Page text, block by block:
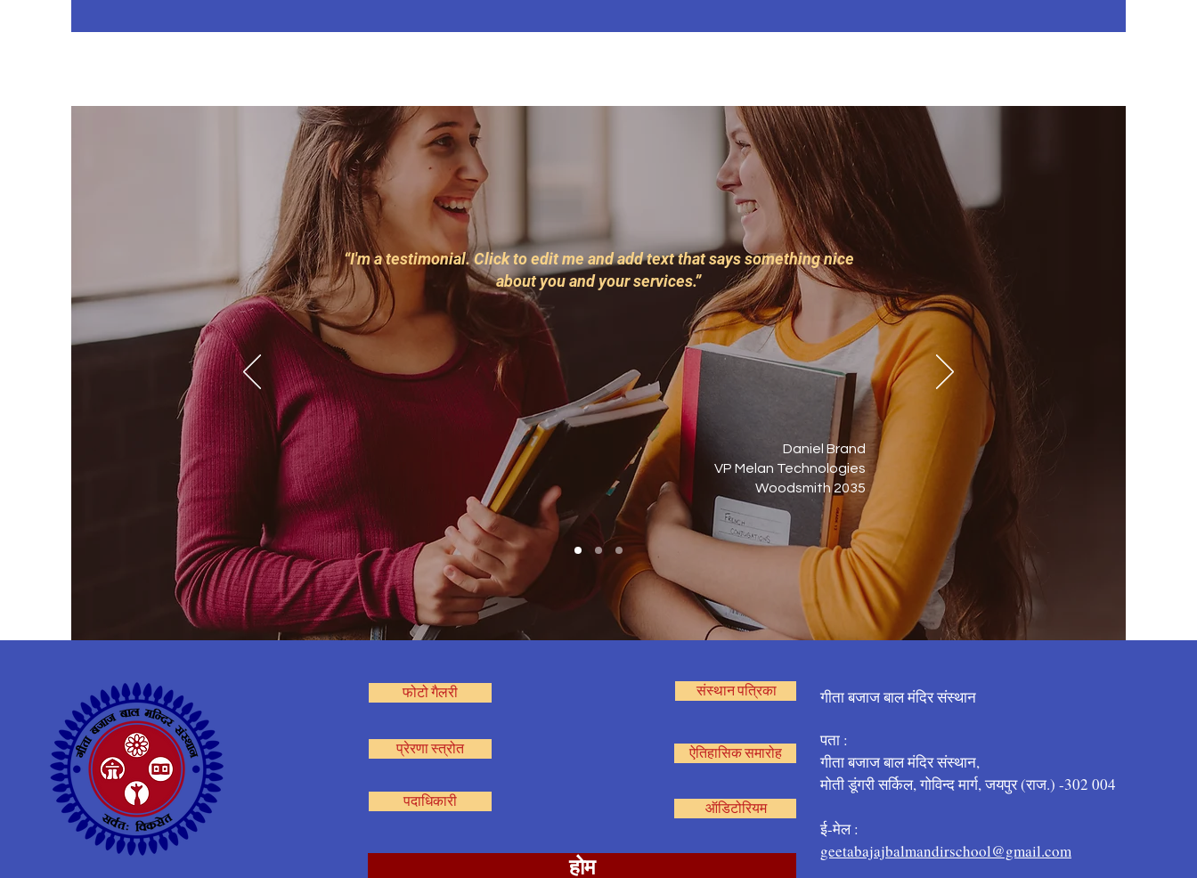
“I'm a testimonial. Click to edit me and add text that says something nice
about you and your services.”
Daniel Brand
VP Melan Technologies
Woodsmith 2035
फोटो गैलरी संस्थान पत्रिका
प्रेरणा स्त्रोत
पदाधिकारी
ऐतिहासिक समारोह
ऑडिटोरियम
होम
गीता बजाज बाल मंदिर संस्थान
पता :
गीता बजाज बाल मंदिर संस्थान,
मोती डूंगरी सर्किल, गोविन्द मार्ग, जयपुर (राज.) -302 004
ई-मेल :
geetabajajbalmandirschool@gmail.com